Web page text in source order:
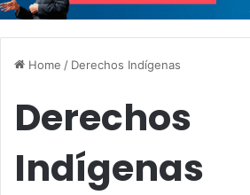
Home / Derechos Indígenas
Derechos
Indígenas